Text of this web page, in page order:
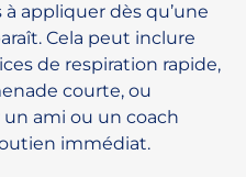
appliquer dès qu’une
Cela peut inclure
de respiration rapide,
courte, ou
ami ou un coach
immédiat.